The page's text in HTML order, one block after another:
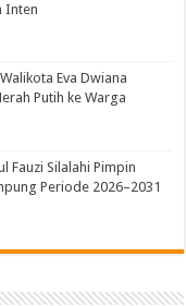
Inten
Eva Dwiana
Putih ke Warga
Fauzi Silalahi Pimpin
Periode 2026–2031